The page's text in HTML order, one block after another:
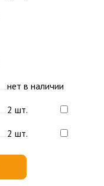
нет в наличии
2 шт.
2 шт.